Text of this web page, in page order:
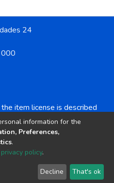
24
item license is described
NonCommercial-
© 2002-2026 LYRASIS
Cookie settings Send Feedback
information for the
Preferences,
.
privacy policy.
Decline That's ok